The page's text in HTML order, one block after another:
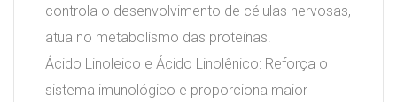
controla o desenvolvimento de células nervosas,
atua no metabolismo das proteínas.
Ácido Linoleico e Ácido Linolênico: Reforça o
sistema imunológico e proporciona maior